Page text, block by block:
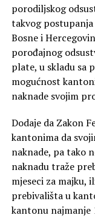
porodiljskog
takvog
Bosne i
porođajnog
plate, u skladu sa
mogućnost
naknade svojim
Dodaje da Zakon
kantonima da
naknade, pa tako
naknadu traže
mjeseci za majku,
prebivališta u
kantonu najmanje